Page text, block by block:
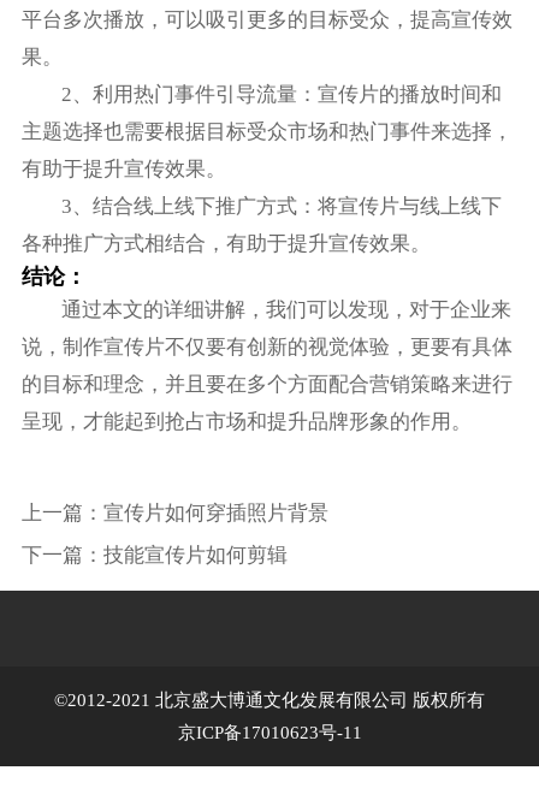
平台多次播放，可以吸引更多的目标受众，提高宣传效
果。
2、利用热门事件引导流量：宣传片的播放时间和
主题选择也需要根据目标受众市场和热门事件来选择，
有助于提升宣传效果。
3、结合线上线下推广方式：将宣传片与线上线下
各种推广方式相结合，有助于提升宣传效果。
结论：
通过本文的详细讲解，我们可以发现，对于企业来
说，制作宣传片不仅要有创新的视觉体验，更要有具体
的目标和理念，并且要在多个方面配合营销策略来进行
呈现，才能起到抢占市场和提升品牌形象的作用。
上一篇： 宣传片如何穿插照片背景
下一篇： 技能宣传片如何剪辑
©2012-2021 北京盛大博通文化发展有限公司 版权所有
京ICP备17010623号-11